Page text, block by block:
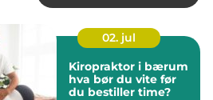
02. jul
Kiropraktor i bærum
hva bør du vite før
du bestiller time?